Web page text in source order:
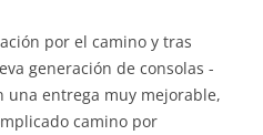
por el camino y tras
generación de consolas -
una entrega muy mejorable,
camino por